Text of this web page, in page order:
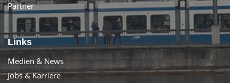
Partner
Links
Medien & News
Jobs & Karriere